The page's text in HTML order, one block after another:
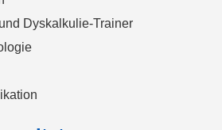
Dyskalkulie-Trainer